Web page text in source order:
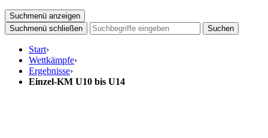
Suchmenü anzeigen
Suchmenü schließen
Suchen
Start›
Wettkämpfe›
Ergebnisse›
Einzel-KM U10 bis U14